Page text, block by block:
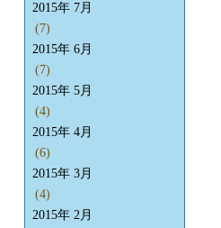
2015年 7月
(7)
2015年 6月
(7)
2015年 5月
(4)
2015年 4月
(6)
2015年 3月
(4)
2015年 2月